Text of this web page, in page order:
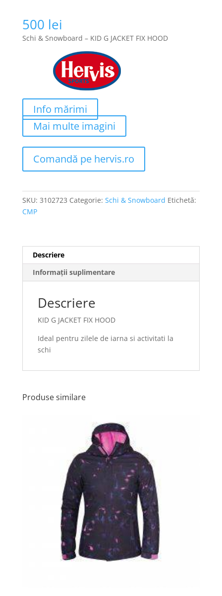
500 lei
Schi & Snowboard – KID G JACKET FIX HOOD
Info mărimi
Mai multe imagini
Comandă pe hervis.ro
SKU: 3102723 Categorie: Schi & Snowboard Etichetă:
CMP
Descriere
Informații suplimentare
Descriere
KID G JACKET FIX HOOD
Ideal pentru zilele de iarna si activitati la
schi
Produse similare